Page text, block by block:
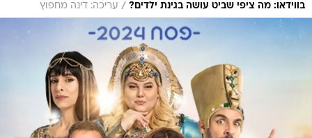
בווידאו: מה ציפי שביט עושה בגינת ילדים? / עריכה: דינה מחפוץ